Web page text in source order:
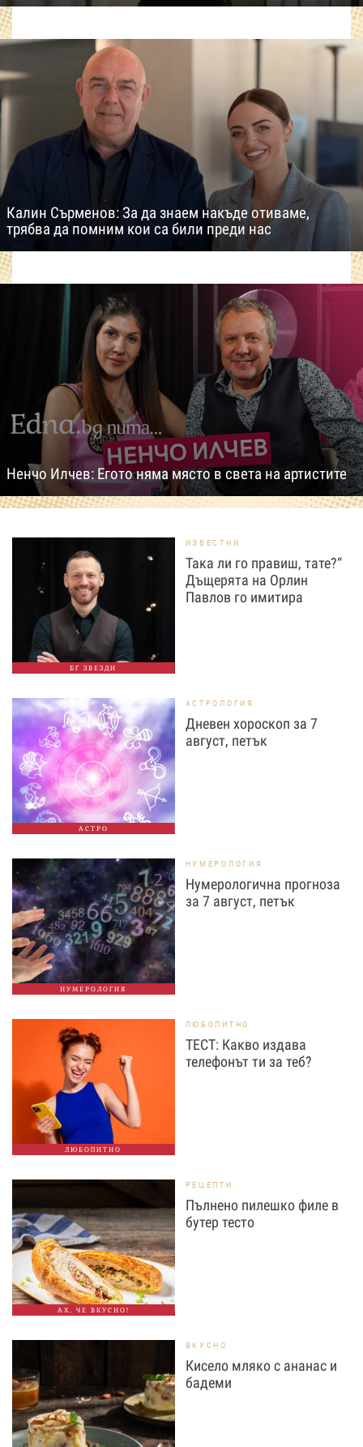
Калин Сърменов: За да знаем накъде отиваме,
трябва да помним кои са били преди нас
Ненчо Илчев: Егото няма място в света на артистите
БГ ЗВЕЗДИ
ИЗВЕСТНИ
Така ли го правиш, тате?“
Дъщерята на Орлин
Павлов го имитира
АСТРО
АСТРОЛОГИЯ
Дневен хороскоп за 7
август, петък
НУМЕРОЛОГИЯ
НУМЕРОЛОГИЯ
Нумерологична прогноза
за 7 август, петък
ЛЮБОПИТНО
ЛЮБОПИТНО
ТЕСТ: Какво издава
телефонът ти за теб?
АХ, ЧЕ ВКУСНО!
РЕЦЕПТИ
Пълнено пилешко филе в
бутер тесто
ВКУСНО
Кисело мляко с ананас и
бадеми